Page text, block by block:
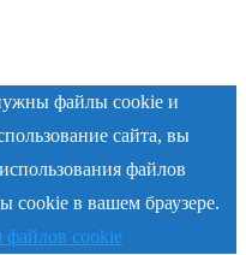
файлы cookie и
сайта, вы
файлов
cookie в вашем браузере.
файлов cookie